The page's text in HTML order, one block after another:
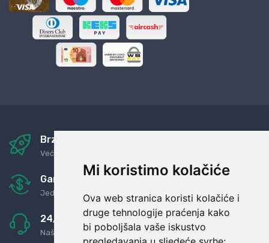
Mi koristimo kolačiće
Ova web stranica koristi kolačiće i
druge tehnologije praćenja kako
bi poboljšala vaše iskustvo
Brza i sigurna dostava
Već za nekoliko dana kod vas
Garancija u povrat novaca
Jednostavno pravilo: Roba za novac
24/7 odlična podrška
Naši agenti uvijek na raspolaganju